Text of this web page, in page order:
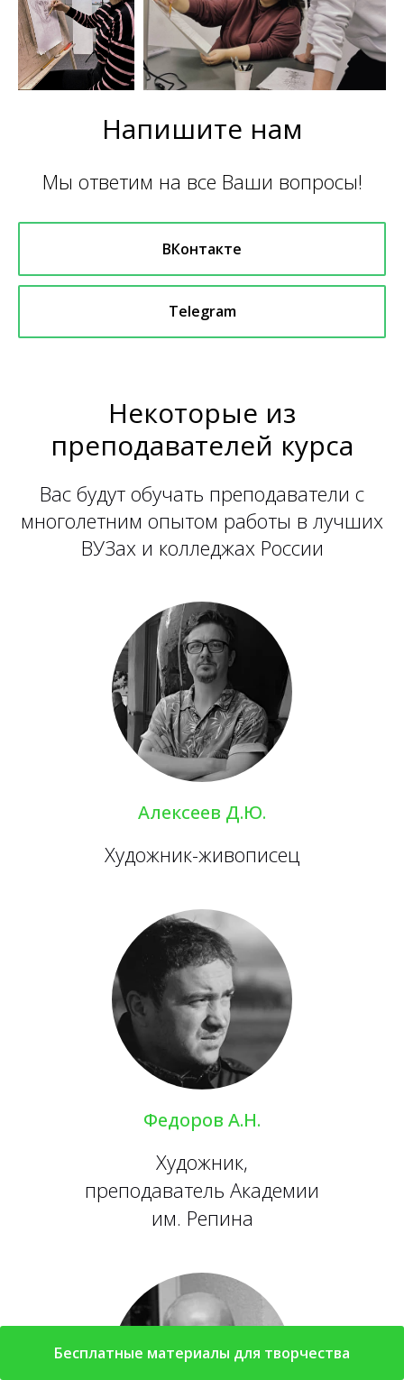
Бесплатные материалы для творчества
Напишите нам
Мы ответим на все Ваши вопросы!
ВКонтакте
Telegram
Некоторые из
преподавателей курса
Вас будут обучать преподаватели с
многолетним опытом работы в лучших
ВУЗах и колледжах России
Алексеев Д.Ю.
Художник-живописец
Федоров А.Н.
Художник,
преподаватель Академии
им. Репина